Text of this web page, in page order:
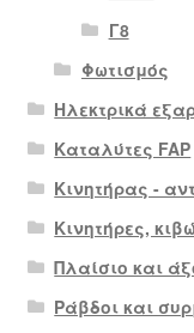
Γ8
Φωτισμός
Ηλεκτρικά
Καταλύτες FAP
Κινητήρας -
Κινητήρες,
Πλαίσιο και
Ράβδοι και